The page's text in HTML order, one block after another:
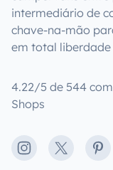
intermediário de
chave-na-mão
em total liberdade
4.22/5 de 544
Shops
Instagram
X